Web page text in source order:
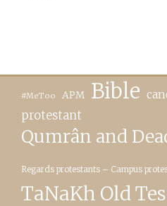
#MeToo APM Bible
protestant
Qumrân and
Regards protestants – Campus
TaNaKh Old